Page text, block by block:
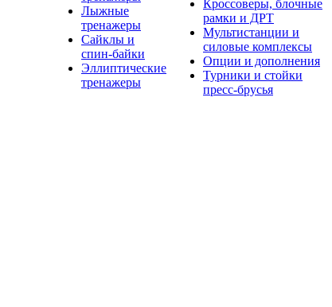
Лыжные
тренажеры
Сайклы и
спин-байки
Эллиптические
тренажеры
Кроссоверы, блочные
рамки и ДРТ
Мультистанции и
силовые комплексы
Опции и дополнения
Турники и стойки
пресс-брусья